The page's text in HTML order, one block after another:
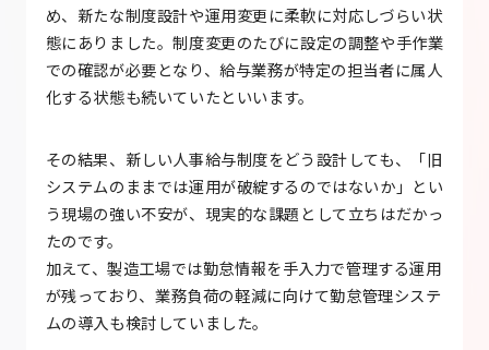
め、新たな制度設計や運用変更に柔軟に対応しづらい状
態にありました。制度変更のたびに設定の調整や手作業
での確認が必要となり、給与業務が特定の担当者に属人
化する状態も続いていたといいます。
その結果、新しい人事給与制度をどう設計しても、「旧
システムのままでは運用が破綻するのではないか」とい
う現場の強い不安が、現実的な課題として立ちはだかっ
たのです。
加えて、製造工場では勤怠情報を手入力で管理する運用
が残っており、業務負荷の軽減に向けて勤怠管理システ
ムの導入も検討していました。